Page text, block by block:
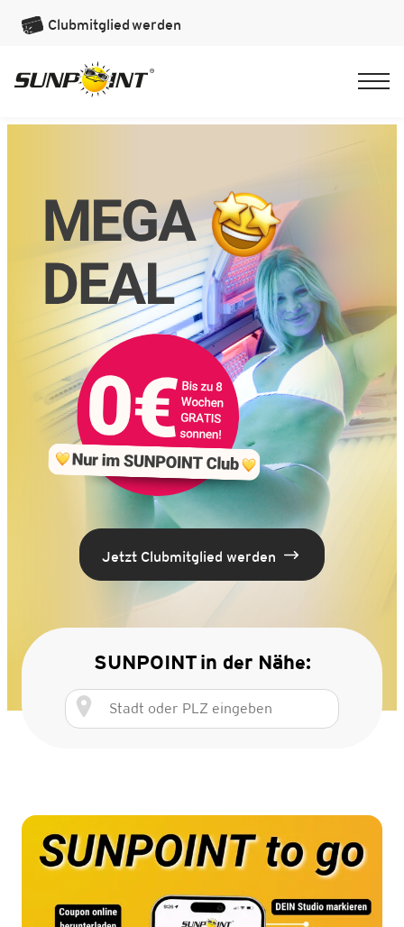
Clubmitgliedwerden
Jetzt Clubmitglied werden
SUNPOINTin der Nähe: